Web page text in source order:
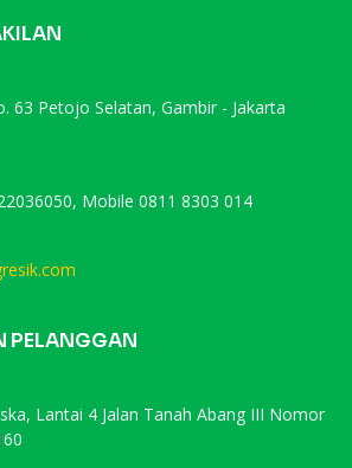
63 Petojo Selatan, Gambir - Jakarta
Mobile 0811 8303 014
PELANGGAN
Lantai 4 Jalan Tanah Abang III Nomor